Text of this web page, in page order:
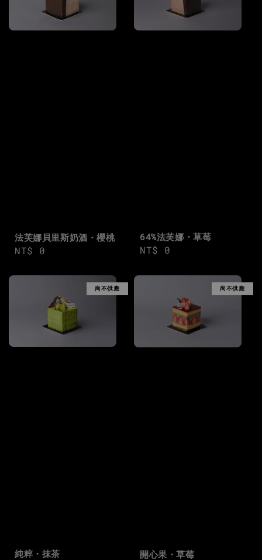
法芙娜貝里斯奶酒・櫻桃
Regular
NT$ 0
64%法芙娜・草莓
Regular
NT$ 0
尚不供應
純粹・抹茶
尚不供應
開心果・草莓